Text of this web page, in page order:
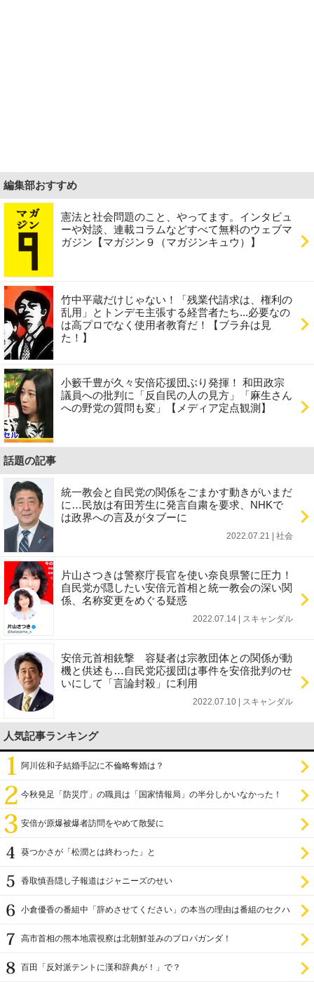
編集部おすすめ
憲法と社会問題のこと、やってます。インタビュ
ーや対談、連載コラムなどすべて無料のウェブマ
ガジン【マガジン９（マガジンキュウ）】
竹中平蔵だけじゃない！「残業代請求は、権利の
乱用」とトンデモ主張する経営者たち...必要なの
は高プロでなく使用者教育だ！【ブラ弁は見
た！】
小籔千豊が久々安倍応援団ぶり発揮！ 和田政宗
議員への批判に「反自民の人の見方」「麻生さん
への野党の質問も変」【メディア定点観測】
話題の記事
統一教会と自民党の関係をごまかす動きがいまだ
に…民放は有田芳生に発言自粛を要求、NHKで
は政界への言及がタブーに
2022.07.21 | 社会
片山さつきは警察庁長官を使い奈良県警に圧力！
自民党が隠したい安倍元首相と統一教会の深い関
係、名称変更をめぐる疑惑
2022.07.14 | スキャンダル
安倍元首相銃撃 容疑者は宗教団体との関係が動
機と供述も…自民党応援団は事件を安倍批判のせ
いにして「言論封殺」に利用
2022.07.10 | スキャンダル
人気記事ランキング
阿川佐和子結婚手記に不倫略奪婚は？
今秋発足「防災庁」の職員は「国家情報局」の半分しかいなかった！
安倍が原爆被爆者訪問をやめて散髪に
葵つかさが「松潤とは終わった」と
香取慎吾隠し子報道はジャニーズのせい
小倉優香の番組中「辞めさせてください」の本当の理由は番組のセクハ
高市首相の熊本地震視察は北朝鮮並みのプロパガンダ！
百田「反対派テントに漢和辞典が！」で？